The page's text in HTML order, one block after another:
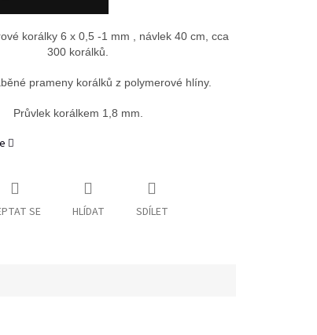
korálky 6 x 0,5 -1 mm , návlek 40 cm, cca
300 korálků.
prameny korálků z polymerové hlíny.
Průvlek korálkem 1,8 mm.
SE HLÍDAT SDÍLET